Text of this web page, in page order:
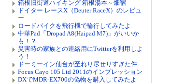
箱根旧街道ハイキング 箱根湯本～畑宿
ドイター レースX（Deuter RaceX）のレビュ
ー
ロードバイクを飛行機で輪行してみたよ
中華Pad「Dropad A8(Haipad M7)」がいいか
も！？
災害時の家族との連絡用にTwitterを利用しよ
う！
ドーミーイン仙台が至れり尽せりすぎた件
Focus Cayo 105 Ltd 2011のインプレッション
DXでMDR-EX700の偽物を購入してみたよ